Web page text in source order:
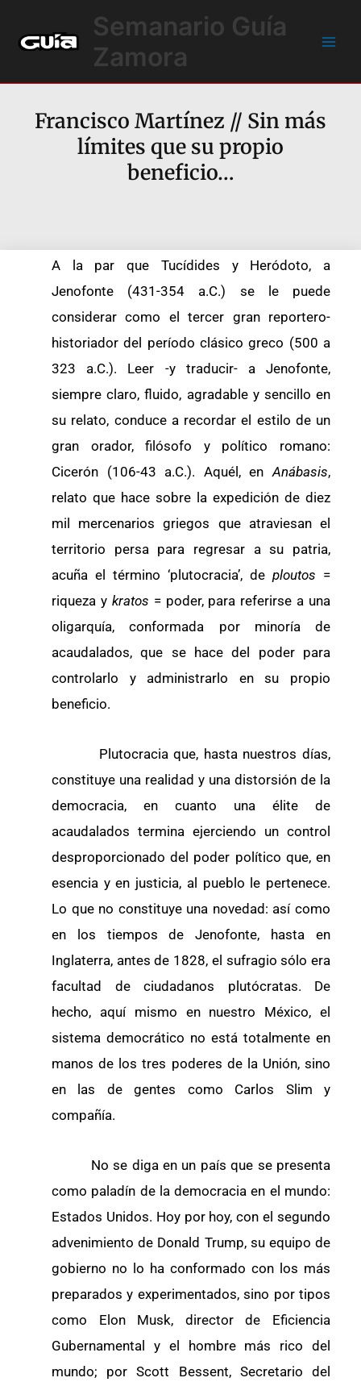
contenido
Semanario Guía
Zamora
Francisco Martínez // Sin más
límites que su propio
beneficio…
A la par que Tucídides y Heródoto, a
Jenofonte (431-354 a.C.) se le puede
considerar como el tercer gran reportero-
historiador del período clásico greco (500 a
323 a.C.). Leer -y traducir- a Jenofonte,
siempre claro, fluido, agradable y sencillo en
su relato, conduce a recordar el estilo de un
gran orador, filósofo y político romano:
Cicerón (106-43 a.C.). Aquél, enAnábasis,
relato que hace sobre la expedición de diez
mil mercenarios griegos que atraviesan el
territorio persa para regresar a su patria,
acuña el término ‘plutocracia’, de ploutos =
riqueza y kratos = poder, para referirse a una
oligarquía, conformada por minoría de
acaudalados, que se hace del poder para
controlarlo y administrarlo en su propio
beneficio.
Plutocracia que, hasta nuestros días,
constituye una realidad y una distorsión de la
democracia, en cuanto una élite de
acaudalados termina ejerciendo un control
desproporcionado del poder político que, en
esencia y en justicia, al pueblo le pertenece.
Lo que no constituye una novedad: así como
en los tiempos de Jenofonte, hasta en
Inglaterra, antes de 1828, el sufragio sólo era
facultad de ciudadanos plutócratas. De
hecho, aquí mismo en nuestro México, el
sistema democrático no está totalmente en
manos de los tres poderes de la Unión, sino
en las de gentes como Carlos Slim y
compañía.
No se diga en un país que se presenta
como paladín de la democracia en el mundo:
Estados Unidos. Hoy por hoy, con el segundo
advenimiento de Donald Trump, su equipo de
gobierno no lo ha conformado con los más
preparados y experimentados, sino por tipos
como Elon Musk, director de Eficiencia
Gubernamental y el hombre más rico del
mundo; por Scott Bessent, Secretario del